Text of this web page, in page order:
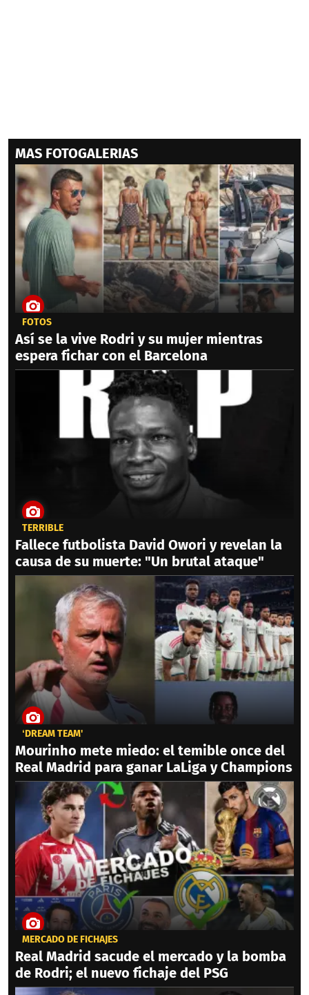
MAS FOTOGALERIAS
FOTOS
Así se la vive Rodri y su mujer mientras
espera fichar con el Barcelona
TERRIBLE
Fallece futbolista David Owori y revelan la
causa de su muerte: "Un brutal ataque"
‘DREAM TEAM'
Mourinho mete miedo: el temible once del
Real Madrid para ganar LaLiga y Champions
MERCADO DE FICHAJES
Real Madrid sacude el mercado y la bomba
de Rodri; el nuevo fichaje del PSG